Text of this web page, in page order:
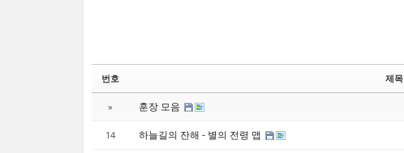
번호 제목
» 훈장 모음
14 하늘길의 잔해 - 별의 전령 맵